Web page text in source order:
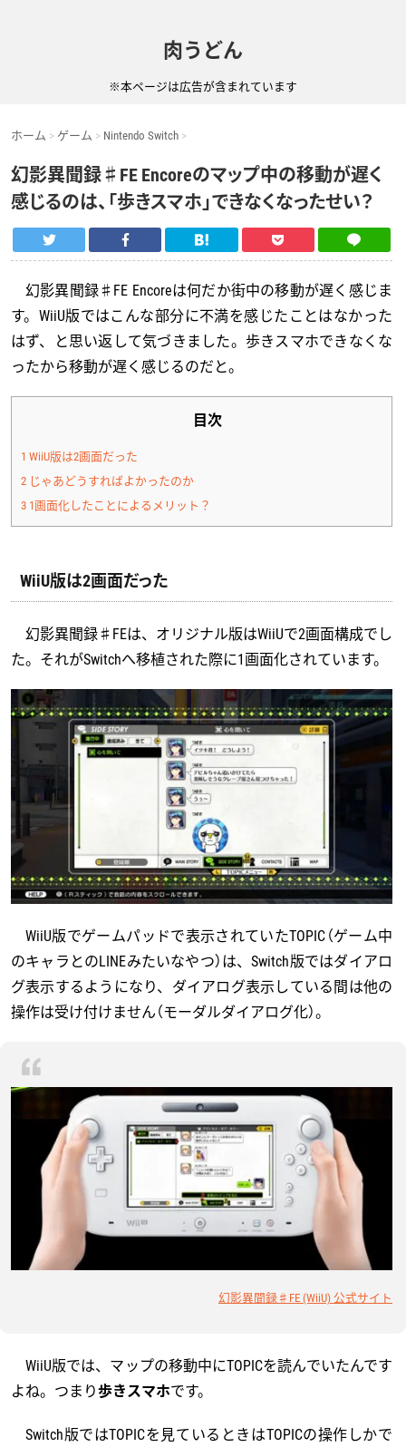
肉うどん
※本ページは広告が含まれています
ホーム ゲーム Nintendo Switch
幻影異聞録♯FE Encoreのマップ中の移動が遅く
感じるのは、「歩きスマホ」できなくなったせい？
幻影異聞録♯FE Encoreは何だか街中の移動が遅く感じま
す。WiiU版ではこんな部分に不満を感じたことはなかった
はず、と思い返して気づきました。歩きスマホできなくな
ったから移動が遅く感じるのだと。
目次
1 WiiU版は2画面だった
2 じゃあどうすればよかったのか
3 1画面化したことによるメリット？
WiiU版は2画面だった
幻影異聞録♯FEは、オリジナル版はWiiUで2画面構成でし
た。それがSwitchへ移植された際に1画面化されています。
WiiU版でゲームパッドで表示されていたTOPIC（ゲーム中
のキャラとのLINEみたいなやつ）は、Switch版ではダイアロ
グ表示するようになり、ダイアログ表示している間は他の
操作は受け付けません（モーダルダイアログ化）。
幻影異聞録♯FE (WiiU) 公式サイト
WiiU版では、マップの移動中にTOPICを読んでいたんです
よね。つまり歩きスマホです。
Switch版ではTOPICを見ているときはTOPICの操作しかで